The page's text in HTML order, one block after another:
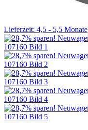
Lieferzeit: 4,5 - 5,5 Monate